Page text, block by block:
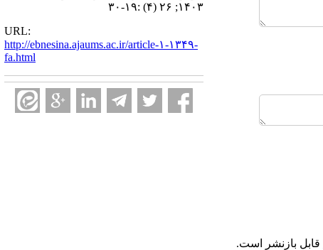
۱۴۰۳; ۲۶ (۴) :۱۹-۳۰
URL:
http://ebnesina.ajaums.ac.ir/article-۱-۱۳۴۹-
fa.html
قابل بازنشر است.